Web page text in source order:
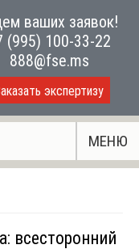
ваших заявок!
(995) 100-33-22
888@fse.ms
экспертизу
МЕНЮ
всесторонний